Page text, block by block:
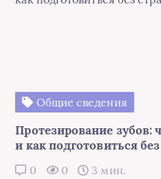
Общие сведения
Протезирование зубов:
и как подготовиться
0 0 3 мин.